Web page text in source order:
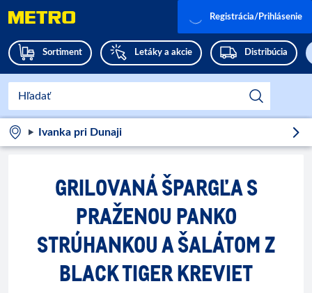
Sortiment Letáky a akcie Distribúcia
Registrácia/Prihlásenie
Ivanka pri Dunaji
GRILOVANÁ ŠPARGĽA S
PRAŽENOU PANKO
STRÚHANKOU A ŠALÁTOM Z
BLACK TIGER KREVIET